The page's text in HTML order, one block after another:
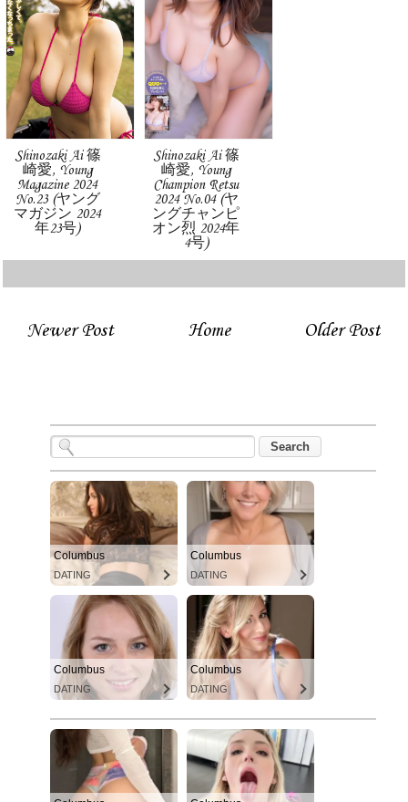
Shinozaki Ai 篠
崎愛, Young
Magazine 2024
No.23 (ヤング
マガジン 2024
年23号)
Shinozaki Ai 篠
崎愛, Young
Champion Retsu
2024 No.04 (ヤ
ングチャンピ
オン烈 2024年
4号)
Newer Post Older Post
Home
Columbus
DATING
Columbus
DATING
Columbus
DATING
Columbus
DATING